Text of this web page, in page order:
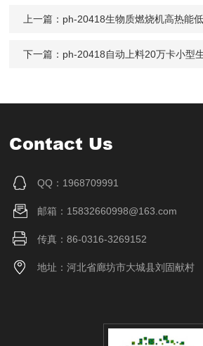
上一篇： ph-20418生物质燃烧机高热能
下一篇： ph-20418自动上料20万卡小型
Contact Us
QQ：1968709991
邮箱：15832660998@163.com
传真：86-0316-3269152
地址：河北省廊坊市大城县刘固献村